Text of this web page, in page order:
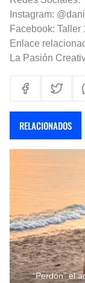
Instagram:
Facebook:
Enlace
La Pasión
RELACIONADOS
“Perdón” el